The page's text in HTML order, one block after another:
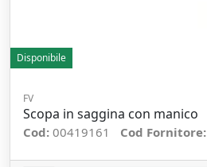
Disponibile
FV
Scopa in saggina con manico
Cod: 00419161 Cod Fornitore: